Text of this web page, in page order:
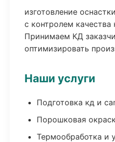
изготовление
с контролем
Принимаем КД
оптимизировать
Наши услуги
Подготовка кд и
Порошковая
Термообработка и